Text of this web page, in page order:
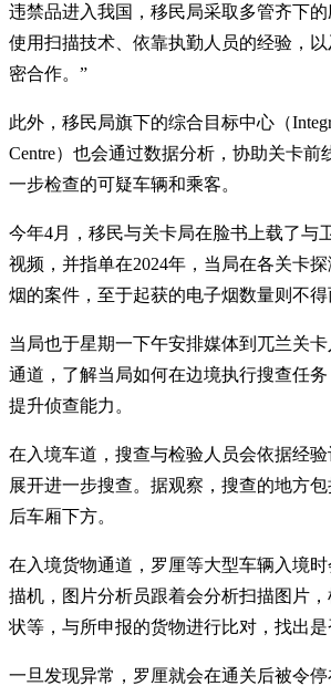
违禁品进入我国，移民局采取多管齐下
使用扫描技术、依靠执勤人员的经验，
密合作。”
此外，移民局旗下的综合目标中心（
Centre）也会通过数据分析，协助关卡前
一步检查的可疑车辆和乘客。
今年4月，移民与关卡局在脸书上载了与
视频，并指单在2024年，当局在各关卡
烟的案件，至于起获的电子烟数量则不得
当局也于星期一下午安排媒体到兀兰关
通道，了解当局如何在边境执行搜查任
提升侦查能力。
在入境车道，搜查与检验人员会依据经
展开进一步搜查。据观察，搜查的地方
后车厢下方。
在入境货物通道，罗厘等大型车辆入境
描机，图片分析员跟着会分析扫描图片
状等，与所申报的货物进行比对，找出是
一旦发现异常，罗厘就会在通关后被令